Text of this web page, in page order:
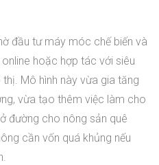
đầu tư máy móc chế biến và
hoặc hợp tác với siêu
Mô hình này vừa gia tăng
vừa tạo thêm việc làm cho
đường cho nông sản quê
cần vốn quá khủng nếu